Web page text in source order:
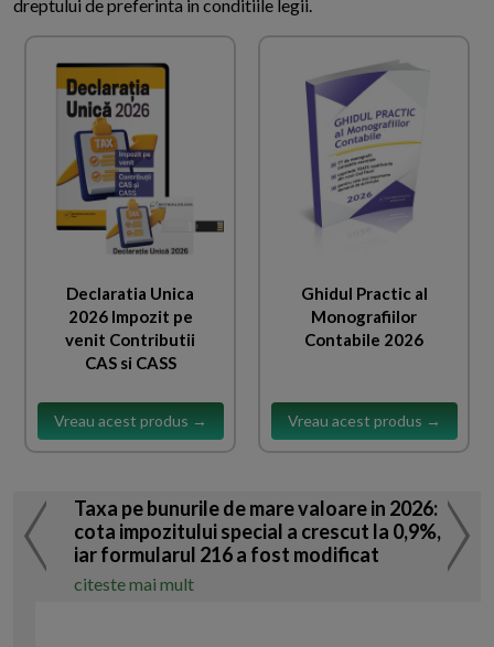
dreptului de preferinta in conditiile legii.
Declaratia Unica
2026 Impozit pe
venit Contributii
CAS si CASS
Vreau acest produs →
Ghidul Practic al
Monografiilor
Contabile 2026
Vreau acest produs →
Taxa pe bunurile de mare valoare in 2026:
cota impozitului special a crescut la 0,9%,
iar formularul 216 a fost modificat
citeste mai mult